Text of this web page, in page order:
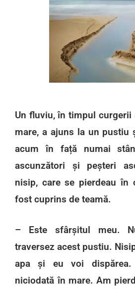
Un fluviu, în timpul
mare, a ajuns la un pustiu
acum în față numai
ascunzători și peșteri
nisip, care se pierdeau în
fost cuprins de teamă.
– Este sfârșitul meu.
traversez acest pustiu.
apa și eu voi
niciodată în mare. Am